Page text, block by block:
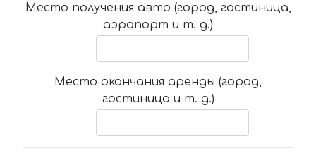
Место получения авто (город, гостиница,
аэропорт и т. д.)
Место окончания аренды (город,
гостиница и т. д.)